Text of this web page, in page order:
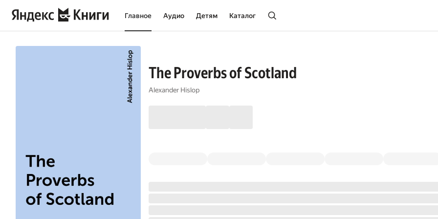
Главное Аудио Детям Каталог
The Proverbs of Scotland
Alexander Hislop